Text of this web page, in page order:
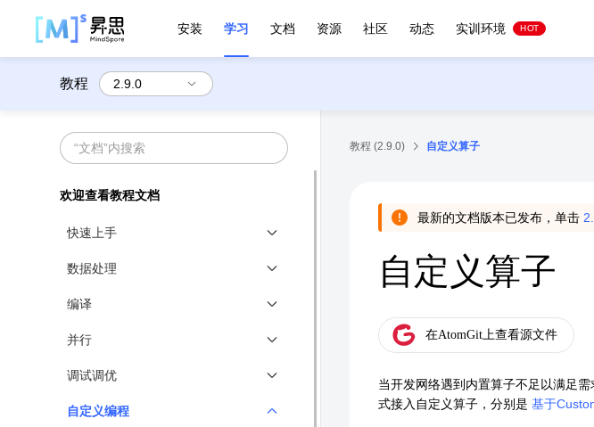
安装 学习 文档 资源 社区 动态 实训环境 HOT
教程
欢迎查看教程文档
快速上手
基本介绍
网络构建
函数式自动微分
数据处理
MindRecord格式转换
数据处理性能优化
编译
图模式语法-python内置函数
并行
分布式并行概述
调试调优
动态图调试
自定义编程
教程 (2.9.0) 自定义算子
最新的文档版本已发布，单击
自定义算子
当开发网络遇到内置算子不足以满足
式接入自定义算子，分别是 基于